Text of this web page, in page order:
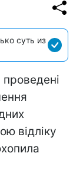
суть из
відліку